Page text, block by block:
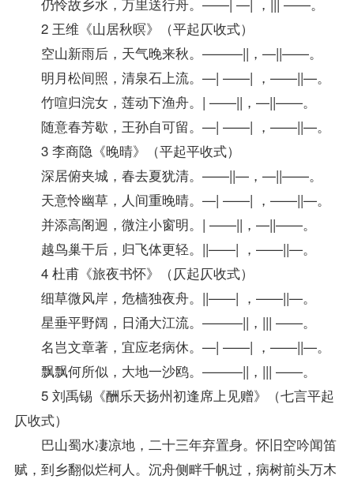
2 王维《山居秋暝》（平起仄收式）
空山新雨后，天气晚来秋。———||，—||——。
明月松间照，清泉石上流。—| ——| ，——||—。
竹喧归浣女，莲动下渔舟。| ——||，—||——。
随意春芳歇，王孙自可留。—| ——| ，——||—。
3 李商隐《晚晴》（平起平收式）
深居俯夹城，春去夏犹清。——||—，—||——。
天意怜幽草，人间重晚晴。—| ——| ，——||—。
并添高阁迥，微注小窗明。| ——||，—||——。
越鸟巢干后，归飞体更轻。||——| ，——||—。
4 杜甫《旅夜书怀》（仄起仄收式）
细草微风岸，危樯独夜舟。||——| ，——||—。
星垂平野阔，日涌大江流。———||，||| ——。
名岂文章著，宜应老病休。—| ——| ，——||—。
飘飘何所似，大地一沙鸥。———||，||| ——。
5 刘禹锡《酬乐天扬州初逢席上见赠》（七言平起
仄收式）
巴山蜀水凄凉地，二十三年弃置身。怀旧空吟闻笛
赋，到乡翻似烂柯人。沉舟侧畔千帆过，病树前头万木